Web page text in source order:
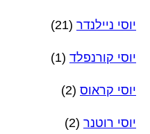
יוסי ניילנדר (21)
יוסי קורנפלד (1)
יוסי קראוס (2)
יוסי רוטנר (2)